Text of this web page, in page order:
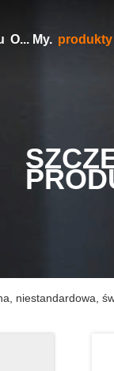
O... My. produkty
niestandardowa,